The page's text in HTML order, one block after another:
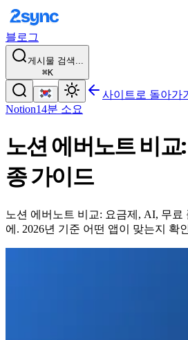
블로그
게시물 검색...
⌘K
사이트로 돌아가기
Notion14분 소요
노션 에버노트 비
종 가이드
노션 에버노트 비교: 요금제, AI, 무료
에. 2026년 기준 어떤 앱이 맞는지 확